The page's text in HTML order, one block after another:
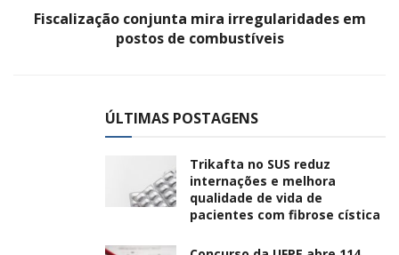
Fiscalização conjunta mira irregularidades em
postos de combustíveis
ÚLTIMAS POSTAGENS
Trikafta no SUS reduz
internações e melhora
qualidade de vida de
pacientes com fibrose cística